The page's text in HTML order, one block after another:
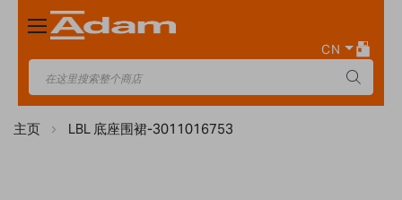
Toggle
Nav
CN
主页 LBL 底座围裙-3011016753